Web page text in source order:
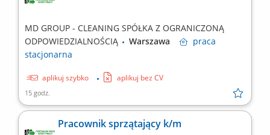
MD GROUP - CLEANING SPÓŁKA Z OGRANICZONĄ
ODPOWIEDZIALNOŚCIĄ
Warszawa
praca
stacjonarna
aplikuj szybko aplikuj bez CV
15 godz.
Pracownik sprzątający k/m